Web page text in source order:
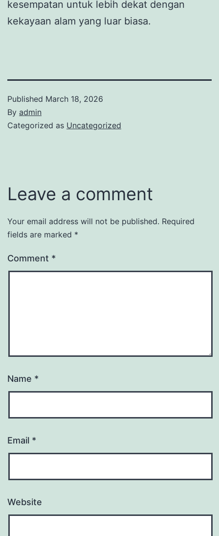
kesempatan untuk lebih dekat dengan
kekayaan alam yang luar biasa.
Published March 18, 2026
By admin
Categorized as Uncategorized
Leave a comment
Your email address will not be published. Required
fields are marked *
Comment *
Name *
Email *
Website